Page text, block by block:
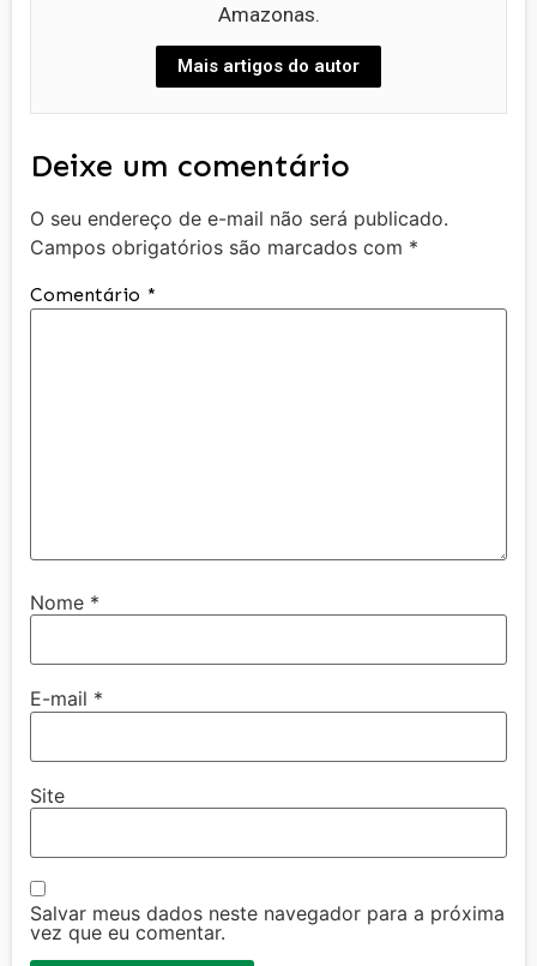
Amazonas.
Mais artigos do autor
Deixe um comentário
O seu endereço de e-mail não será publicado.
Campos obrigatórios são marcados com *
Comentário *
Nome *
E-mail *
Site
Salvar meus dados neste navegador para a próxima
vez que eu comentar.